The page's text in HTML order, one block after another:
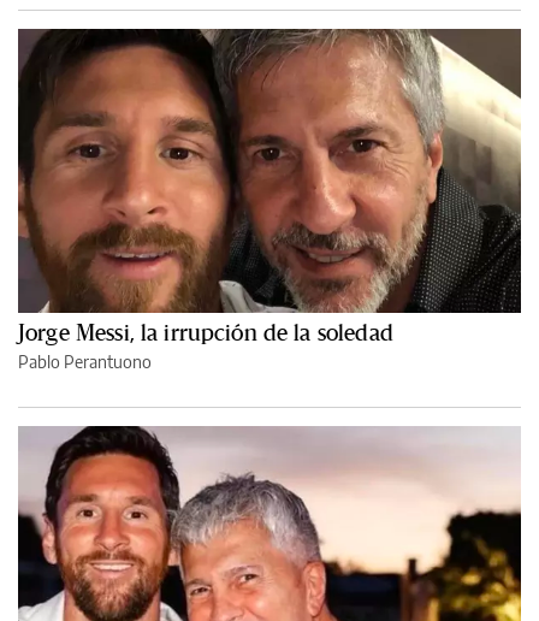
Jorge Messi, la irrupción de la soledad
Pablo Perantuono